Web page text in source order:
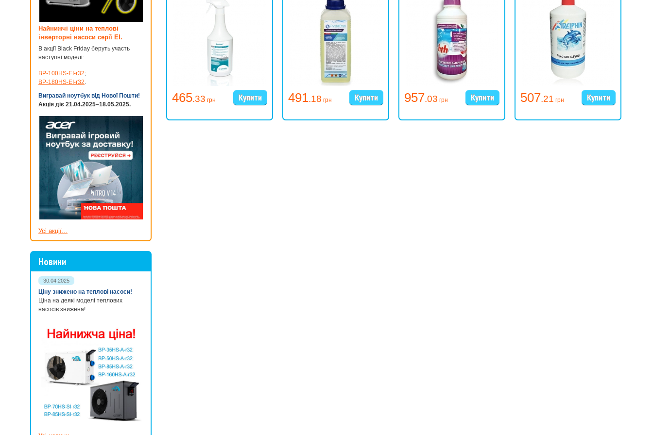
465.33 грн 491.18 грн 957.03 грн 507.21 грн
Найнижчі ціни на теплові
інверторні насоси серії EI.
В акції Black Friday беруть участь
наступні моделі:
BP-100HS-EI-r32;
BP-180HS-EI-r32.
Вигравай ноутбук від Нової Пошти!
Акція діє 21.04.2025–18.05.2025.
Усі акції...
Новини
30.04.2025
Ціну знижено на теплові насоси!
Ціна на деякі моделі теплових
насосів знижена!